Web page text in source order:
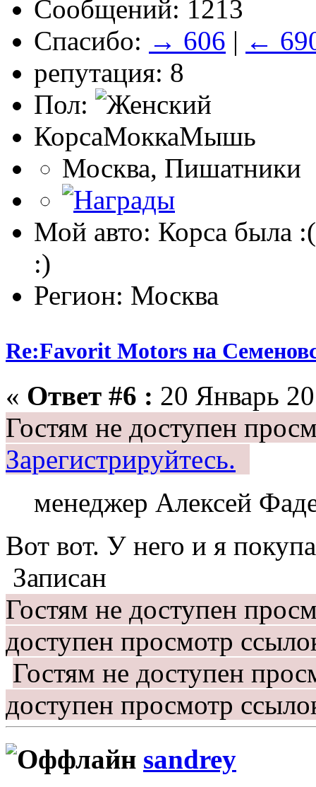
Сообщений: 1213
Спасибо: → 606 | ←
репутация: 8
Пол:
КорсаМоккаМышь
Москва, Пишатники
Мой авто: Корса была
:)
Регион: Москва
Re:Favorit Motors на
« Ответ #6 : 20 Январь
Гостям не доступен
Зарегистрируйтесь.
менеджер Алексей
Вот вот. У него и я
Записан
Гостям не доступен
доступен просмотр
Гостям не доступен
доступен просмотр
sandrey